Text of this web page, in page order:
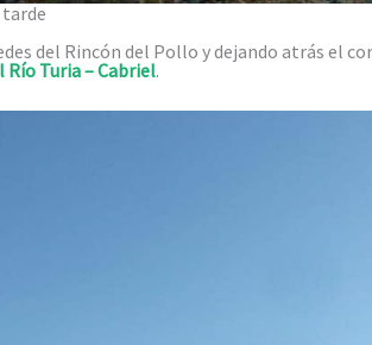
del Rincón del Pollo y dejando atrás el
Turia – Cabriel.